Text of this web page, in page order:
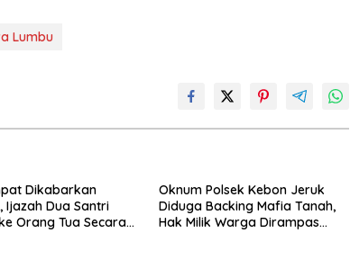
Lumbu
Dikabarkan
Ijazah Dua Santri
Orang Tua Secara
Oknum Polsek Kebon Jeruk
Diduga Backing Mafia Tanah,
Hak Milik Warga Dirampas